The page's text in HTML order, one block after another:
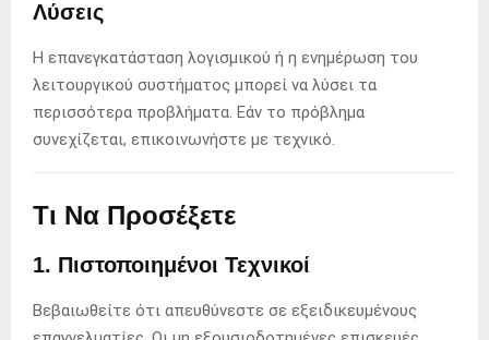
Λύσεις
Η επανεγκατάσταση λογισμικού ή η ενημέρωση του
λειτουργικού συστήματος μπορεί να λύσει τα
περισσότερα προβλήματα. Εάν το πρόβλημα
συνεχίζεται, επικοινωνήστε με τεχνικό.
Τι Να Προσέξετε
1. Πιστοποιημένοι Τεχνικοί
Βεβαιωθείτε ότι απευθύνεστε σε εξειδικευμένους